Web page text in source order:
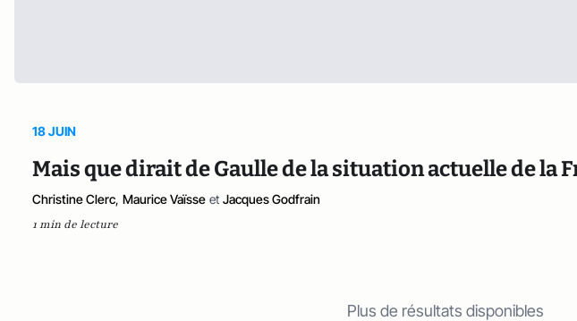
18 JUIN
Mais que dirait de Gaulle de la situation actuelle de la
Christine Clerc, Maurice Vaïsse et Jacques Godfrain
1 min de lecture
Plus de résultats disponibles